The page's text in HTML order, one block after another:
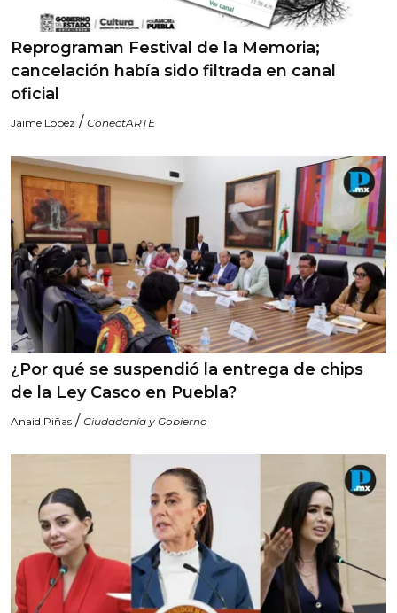
Reprograman Festival de la Memoria;
cancelación había sido filtrada en canal
oficial
Jaime López / ConectARTE
¿Por qué se suspendió la entrega de chips
de la Ley Casco en Puebla?
Anaid Piñas / Ciudadanía y Gobierno